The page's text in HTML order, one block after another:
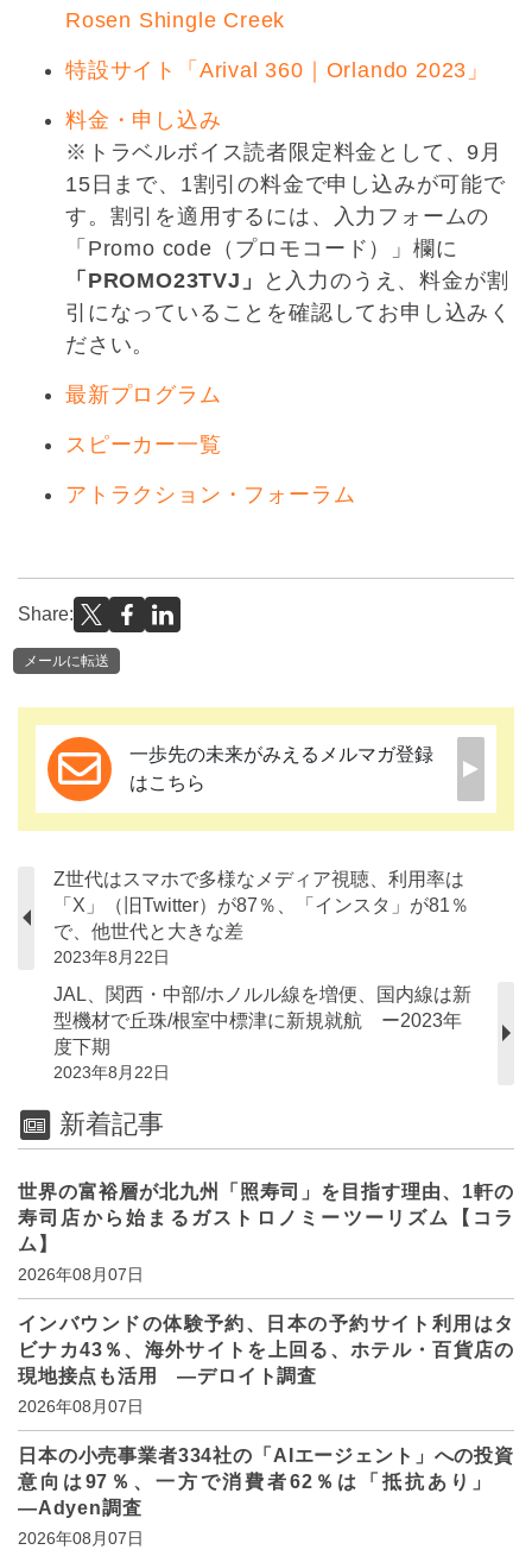
Rosen Shingle Creek
特設サイト「Arival 360｜Orlando 2023」
料金・申し込み
※トラベルボイス読者限定料金として、9月
15日まで、1割引の料金で申し込みが可能で
す。割引を適用するには、入力フォームの
「Promo code（プロモコード）」欄に
「PROMO23TVJ」
と入力のうえ、料金が割
引になっていることを確認してお申し込みく
ださい。
最新プログラム
スピーカー一覧
アトラクション・フォーラム
Share:
メールに転送
一歩先の未来がみえるメルマガ登録
はこちら
Z世代はスマホで多様なメディア視聴、利用率は
「X」（旧Twitter）が87％、「インスタ」が81％
で、他世代と大きな差
2023年8月22日
JAL、関西・中部/ホノルル線を増便、国内線は新
型機材で丘珠/根室中標津に新規就航 ー2023年
度下期
2023年8月22日
新着記事
世界の富裕層が北九州「照寿司」を目指す理由、1軒の
寿司店から始まるガストロノミーツーリズム【コラ
ム】
2026年08月07日
インバウンドの体験予約、日本の予約サイト利用はタ
ビナカ43％、海外サイトを上回る、ホテル・百貨店の
現地接点も活用 ―デロイト調査
2026年08月07日
日本の小売事業者334社の「AIエージェント」への投資
意向は97％、一方で消費者62％は「抵抗あり」
―Adyen調査
2026年08月07日